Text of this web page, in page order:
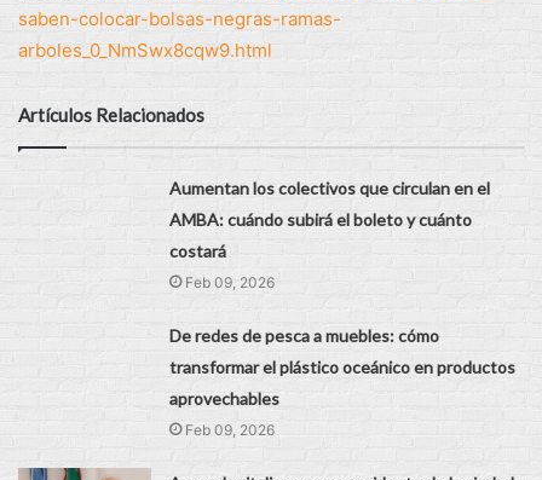
saben-colocar-bolsas-negras-ramas-
arboles_0_NmSwx8cqw9.html
Artículos Relacionados
Aumentan los colectivos que circulan en el
AMBA: cuándo subirá el boleto y cuánto
costará
Feb 09, 2026
De redes de pesca a muebles: cómo
transformar el plástico oceánico en productos
aprovechables
Feb 09, 2026